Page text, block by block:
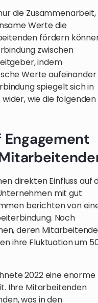
die Zusammenarbeit,
Werte die
fördern
zwischen
indem
Werte aufeinander
spiegelt sich in
wie die folgenden
direkten Einfluss auf
mit gut
berichten von
Noch
deren Mitarbeitende
ihre Fluktuation um
2022 eine enorme
Ihre Mitarbeitenden
was in den